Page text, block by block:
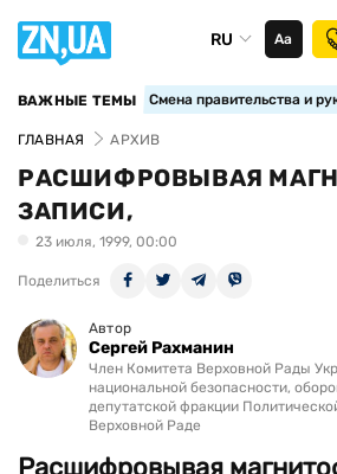
RU Аа
ВАЖНЫЕ ТЕМЫ Смена правительства и
ГЛАВНАЯ АРХИВ
РАСШИФРОВЫВАЯ
ЗАПИСИ,
23 июля, 1999, 00:00
Поделиться
Автор
Сергей Рахманин
Член Комитета Верховной Рады
национальной безопасности,
депутатской фракции
Верховной Раде
Расшифровывая